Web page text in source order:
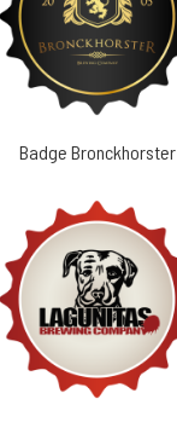
Badge Bronckhorster